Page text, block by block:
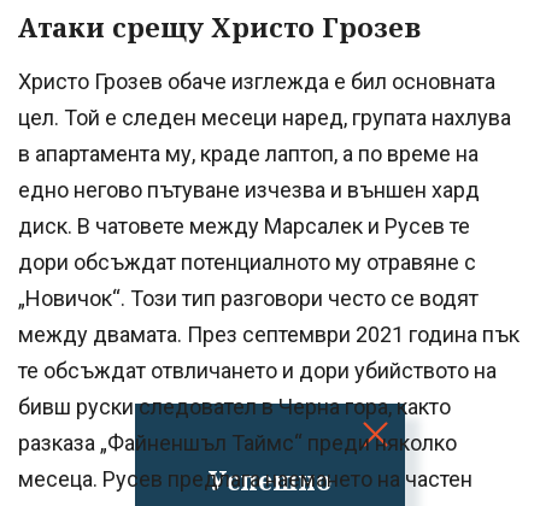
Успешно
Атаки срещу Христо Грозев
Христо Грозев обаче изглежда е бил основната
цел. Той е следен месеци наред, групата нахлува
в апартамента му, краде лаптоп, а по време на
едно негово пътуване изчезва и външен хард
диск. В чатовете между Марсалек и Русев те
дори обсъждат потенциалното му отравяне с
„Новичок“. Този тип разговори често се водят
между двамата. През септември 2021 година пък
те обсъждат отвличането и дори убийството на
бивш руски следовател в Черна гора, както
разказа „Файненшъл Таймс“ преди няколко
месеца. Русев предлага наемането на частен